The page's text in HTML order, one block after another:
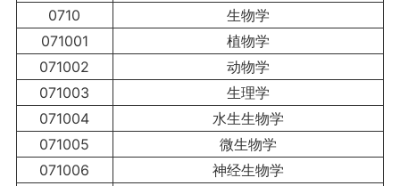
0710
生物学
071001
植物学
071002
动物学
071003
生理学
071004
水生生物学
071005
微生物学
071006
神经生物学